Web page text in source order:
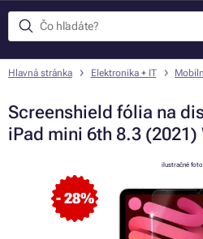
Hlavná stránka Elektronika + IT
Screenshield fólia na
iPad mini 6th 8.3
- 28%
ilustračné foto